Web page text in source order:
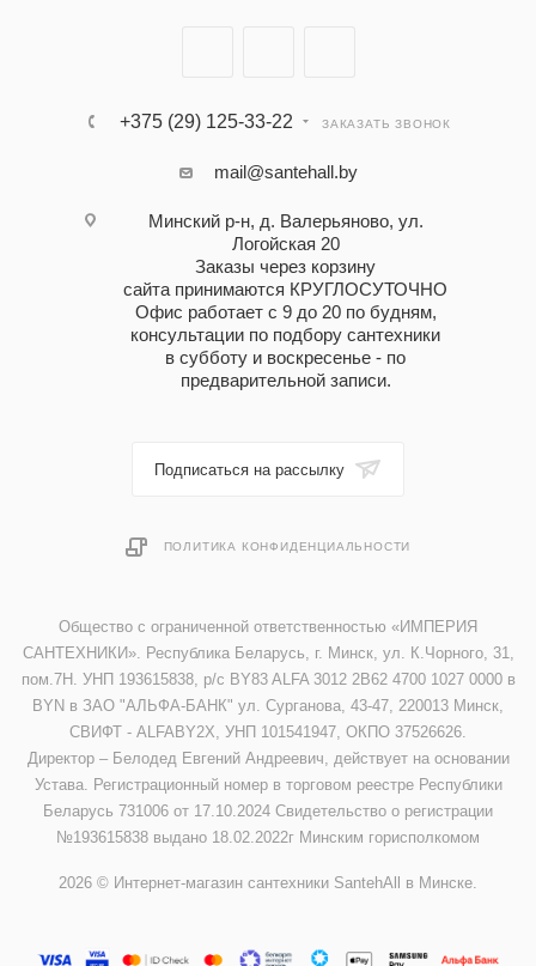
+375 (29) 125-33-22 ЗАКАЗАТЬ ЗВОНОК
mail@santehall.by
Минский р-н, д. Валерьяново, ул.
Логойская 20
Заказы через корзину
сайта принимаются КРУГЛОСУТОЧНО
Офис работает с 9 до 20 по будням,
консультации по подбору сантехники
в субботу и воскресенье - по
предварительной записи.
Подписаться на рассылку
ПОЛИТИКА КОНФИДЕНЦИАЛЬНОСТИ
Общество с ограниченной ответственностью «ИМПЕРИЯ
САНТЕХНИКИ». Республика Беларусь, г. Минск, ул. К.Чорного, 31,
пом.7Н. УНП 193615838, р/с BY83 ALFA 3012 2B62 4700 1027 0000 в
BYN в ЗАО "АЛЬФА-БАНК" ул. Сурганова, 43-47, 220013 Минск,
СВИФТ - ALFABY2X, УНП 101541947, ОКПО 37526626.
Директор – Белодед Евгений Андреевич, действует на основании
Устава. Регистрационный номер в торговом реестре Республики
Беларусь 731006 от 17.10.2024 Свидетельство о регистрации
№193615838 выдано 18.02.2022г Минским горисполкомом
2026 © Интернет-магазин сантехники SantehAll в Минске.